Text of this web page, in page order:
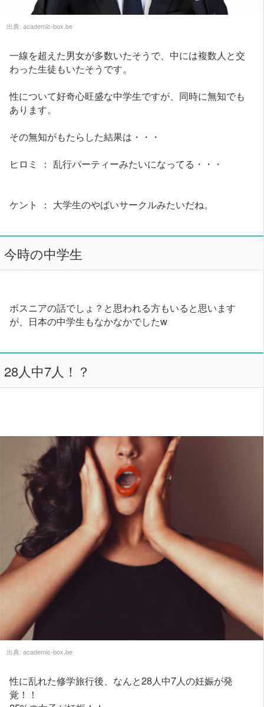
出典: academic-box.be
一線を超えた男女が多数いたそうで、中には複数人と交
わった生徒もいたそうです。
性について好奇心旺盛な中学生ですが、同時に無知でも
あります。
その無知がもたらした結果は・・・
ヒロミ ： 乱行パーティーみたいになってる・・・
ケント ： 大学生のやばいサークルみたいだね。
今時の中学生
ボスニアの話でしょ？と思われる方もいると思います
が、日本の中学生もなかなかでしたw
28人中7人！？
出典: academic-box.be
性に乱れた修学旅行後、なんと28人中7人の妊娠が発
覚！！